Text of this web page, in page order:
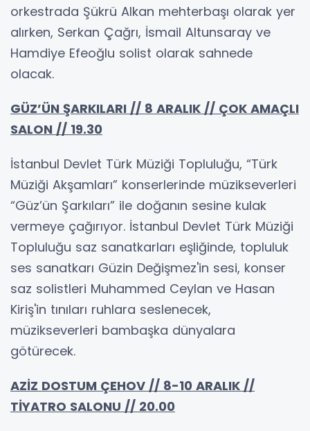
orkestrada Şükrü Alkan mehterbaşı olarak yer
alırken, Serkan Çağrı, İsmail Altunsaray ve
Hamdiye Efeoğlu solist olarak sahnede
olacak.
GÜZ’ÜN ŞARKILARI // 8 ARALIK // ÇOK AMAÇLI
SALON // 19.30
İstanbul Devlet Türk Müziği Topluluğu, “Türk
Müziği Akşamları” konserlerinde müzikseverleri
“Güz’ün Şarkıları” ile doğanın sesine kulak
vermeye çağırıyor. İstanbul Devlet Türk Müziği
Topluluğu saz sanatkarları eşliğinde, topluluk
ses sanatkarı Güzin Değişmez'in sesi, konser
saz solistleri Muhammed Ceylan ve Hasan
Kiriş'in tınıları ruhlara seslenecek,
müzikseverleri bambaşka dünyalara
götürecek.
AZİZ DOSTUM ÇEHOV // 8-10 ARALIK //
TİYATRO SALONU // 20.00